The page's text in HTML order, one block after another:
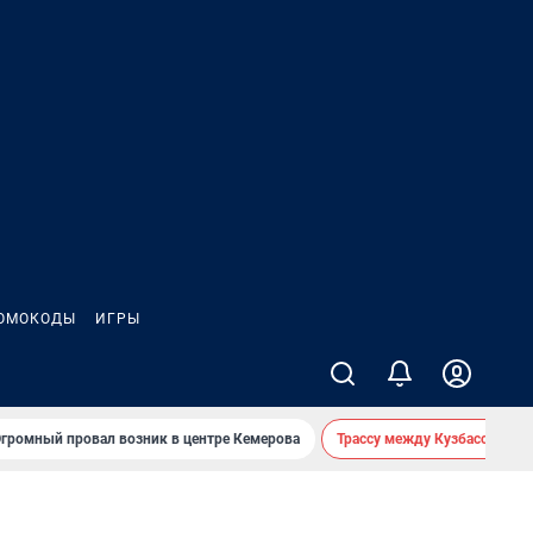
ИГРЫ
провал возник в центре Кемерова Трассу между Кузбассом и